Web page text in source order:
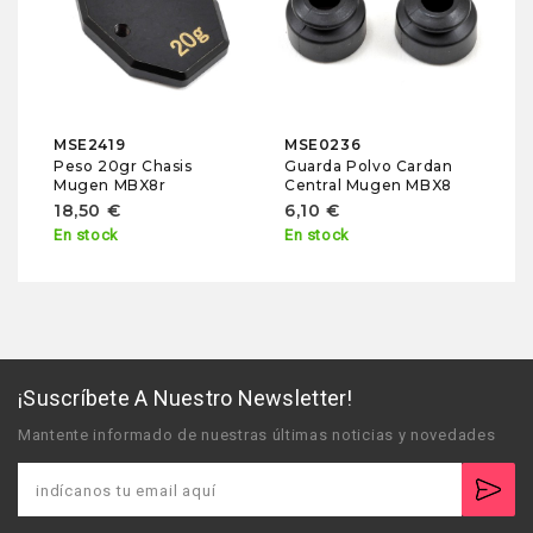
MSE2419
Peso 20gr Chasis
Mugen MBX8r
18,50 €
En stock
MSE0236
Guarda Polvo Cardan
Central Mugen MBX8
6,10 €
En stock
¡Suscríbete A Nuestro Newsletter!
Mantente informado de nuestras últimas noticias y novedades